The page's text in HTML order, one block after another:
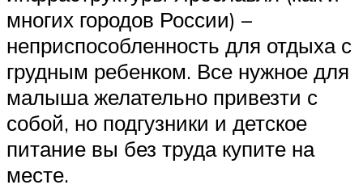
многих городов России) –
неприспособленность для отдыха с
грудным ребенком. Все нужное для
малыша желательно привезти с
собой, но подгузники и детское
питание вы без труда купите на
месте.